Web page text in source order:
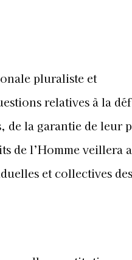
pluraliste et
relatives à la
de la garantie de leur
de l’Homme veillera
et collectives des